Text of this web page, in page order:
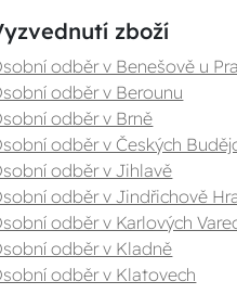
zboží
odběr v Benešově u
odběr v Berounu
odběr v Brně
odběr v Českých
odběr v Jihlavě
odběr v Jindřichově
odběr v Karlových
odběr v Kladně
odběr v Klatovech